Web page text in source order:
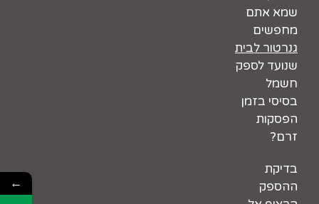
שמא אתם
מחפשים
גנרטור לבית
שנועד לספק
חשמל
בסיסי בזמן
הפסקות
זרם?
בדיקת
ההספק
←